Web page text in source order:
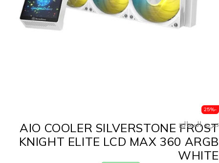
المعالج AIO COOLER SILVERSTONE
KNIGHT ELITE LCD MAX 360